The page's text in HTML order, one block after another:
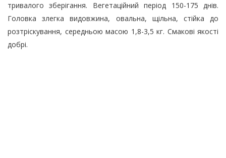
тривалого зберігання. Вегетаційний період 150-175 днів.
Головка злегка видовжина, овальна, щільна, стійка до
розтріскування, середньою масою 1,8-3,5 кг. Смакові якості
добрі.